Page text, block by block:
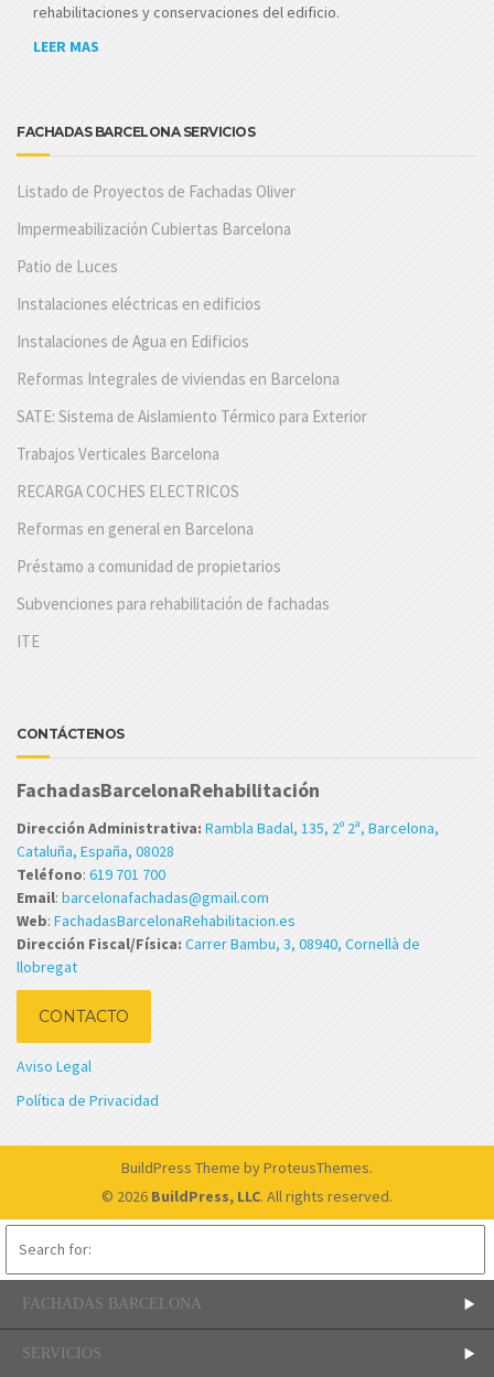
rehabilitaciones y conservaciones del edificio.
LEER MAS
FACHADAS BARCELONA SERVICIOS
Listado de Proyectos de Fachadas Oliver
Impermeabilización Cubiertas Barcelona
Patio de Luces
Instalaciones eléctricas en edificios
Instalaciones de Agua en Edificios
Reformas Integrales de viviendas en Barcelona
SATE: Sistema de Aislamiento Térmico para Exterior
Trabajos Verticales Barcelona
RECARGA COCHES ELECTRICOS
Reformas en general en Barcelona
Préstamo a comunidad de propietarios
Subvenciones para rehabilitación de fachadas
ITE
CONTÁCTENOS
FachadasBarcelonaRehabilitación
Dirección Administrativa: Rambla Badal, 135, 2º 2ª, Barcelona,
Cataluña, España, 08028
Teléfono: 619 701 700
Email: barcelonafachadas@gmail.com
Web: FachadasBarcelonaRehabilitacion.es
Dirección Fiscal/Física: Carrer Bambu, 3, 08940, Cornellà de
llobregat
CONTACTO
Aviso Legal
Política de Privacidad
BuildPress Theme by ProteusThemes.
© 2026 BuildPress, LLC. All rights reserved.
FACHADAS BARCELONA
SERVICIOS